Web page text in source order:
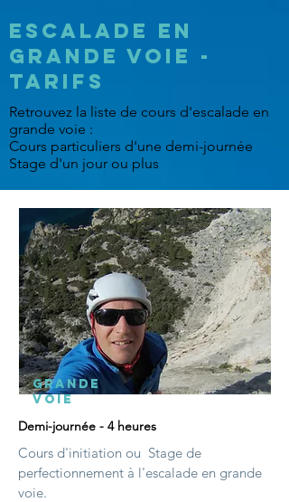
Escalade en
Grande voie -
Tarifs
Retrouvez la liste de cours d'escalade en
grande voie :
Cours particuliers d'une demi-journée
Stage d'un jour ou plus
Grande
Voie
Demi-journée - 4 heures
Cours d'initiation ou Stage de
perfectionnement à l'escalade en grande
voie.